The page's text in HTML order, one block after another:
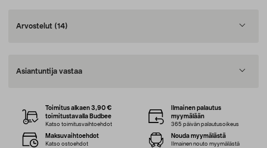
Arvostelut (14)
Asiantuntija vastaa
Toimitus alkaen 3,90 €
toimitustavalla Budbee
Katso toimitusvaihtoehdot
Ilmainen palautus
myymälään
365 päivän palautusoikeus
Maksuvaihtoehdot
Katso ostoehdot
Nouda myymälästä
Ilmainen nouto myymälästä